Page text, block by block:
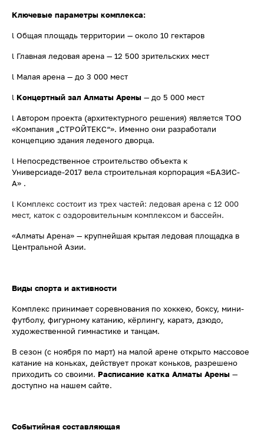
Ключевые параметры комплекса:
l Общая площадь территории — около 10 гектаров
l Главная ледовая арена — 12 500 зрительских мест
l Малая арена — до 3 000 мест
l Концертный зал Алматы Арены — до 5 000 мест
l Автором проекта (архитектурного решения) является ТОО
«Компания „СТРОЙТЕКС“». Именно они разработали
концепцию здания леденого дворца.
l Непосредственное строительство объекта к
Универсиаде-2017 вела строительная корпорация «БАЗИС-
А» .
l Комплекс состоит из трех частей: ледовая арена с 12 000
мест, каток с оздоровительным комплексом и бассейн.
«Алматы Арена» — крупнейшая крытая ледовая площадка в
Центральной Азии.
Виды спорта и активности
Комплекс принимает соревнования по хоккею, боксу, мини-
футболу, фигурному катанию, кёрлингу, каратэ, дзюдо,
художественной гимнастике и танцам.
В сезон (с ноября по март) на малой арене открыто массовое
катание на коньках, действует прокат коньков, разрешено
приходить со своими. Расписание катка Алматы Арены —
доступно на нашем сайте.
Событийная составляющая